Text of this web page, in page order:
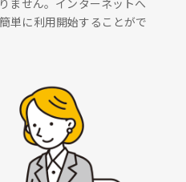
単に利用開始することがで